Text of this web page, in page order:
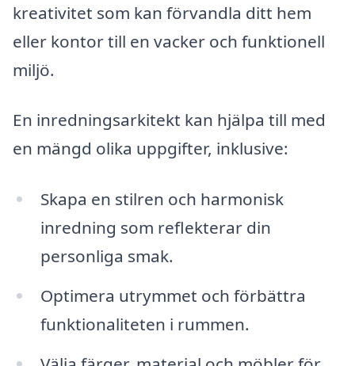
kreativitet som kan förvandla ditt hem
eller kontor till en vacker och funktionell
miljö.
En inredningsarkitekt kan hjälpa till med
en mängd olika uppgifter, inklusive:
Skapa en stilren och harmonisk
inredning som reflekterar din
personliga smak.
Optimera utrymmet och förbättra
funktionaliteten i rummen.